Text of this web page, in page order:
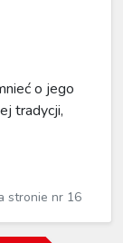
o jego
tradycji,
stronie nr 16